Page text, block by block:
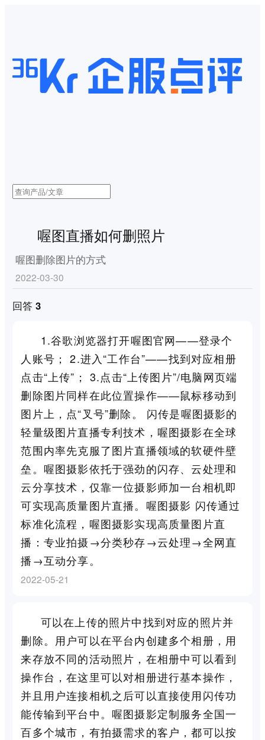
喔图直播如何删照片
喔图删除图片的方式
2022-03-30
回答 3
1.谷歌浏览器打开喔图官网——登录个
人账号； 2.进入“工作台”——找到对应相册
点击“上传”； 3.点击“上传图片”/电脑网页端
删除图片同样在此位置操作——鼠标移动到
图片上，点“叉号”删除。 闪传是喔图摄影的
轻量级图片直播专利技术，喔图摄影在全球
范围内率先克服了图片直播领域的软硬件壁
垒。喔图摄影依托于强劲的闪存、云处理和
云分享技术，仅靠一位摄影师加一台相机即
可实现高质量图片直播。喔图摄影 闪传通过
标准化流程，喔图摄影实现高质量图片直
播：专业拍摄→分类秒存→云处理→全网直
播→互动分享。
2022-05-21
可以在上传的照片中找到对应的照片并
删除。用户可以在平台内创建多个相册，用
来存放不同的活动照片，在相册中可以看到
操作台，在这里可以对相册进行基本操作，
并且用户连接相机之后可以直接使用闪传功
能传输到平台中。喔图摄影定制服务全国一
百多个城市，有拍摄需求的客户，都可以按